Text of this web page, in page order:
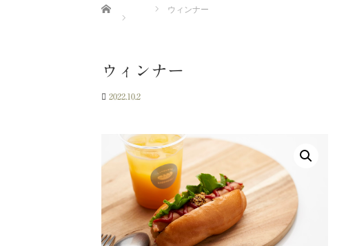
Home ウィンナー
ウィンナー
2022.10.2